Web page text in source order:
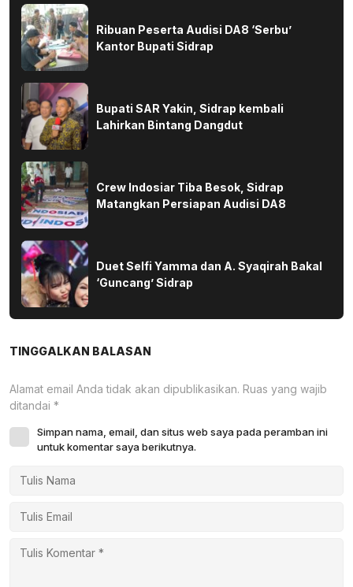
Ribuan Peserta Audisi DA8 ‘Serbu’
Kantor Bupati Sidrap
Bupati SAR Yakin, Sidrap kembali
Lahirkan Bintang Dangdut
Crew Indosiar Tiba Besok, Sidrap
Matangkan Persiapan Audisi DA8
Duet Selfi Yamma dan A. Syaqirah Bakal
‘Guncang’ Sidrap
TINGGALKAN BALASAN
Alamat email Anda tidak akan dipublikasikan. Ruas yang wajib
ditandai *
Simpan nama, email, dan situs web saya pada peramban ini
untuk komentar saya berikutnya.